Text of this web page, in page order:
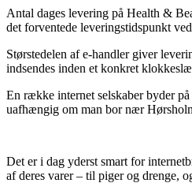
Antal dages levering på Health &
det forventede leveringstidspunkt
Størstedelen af e-handler giver
indsendes inden et konkret
En række internet selskaber byder
uafhængig om man bor nær
Det er i dag yderst smart for
af deres varer – til piger og drenge,